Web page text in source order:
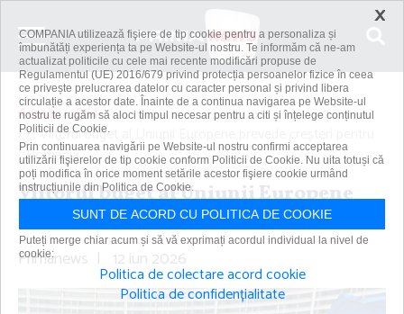
Acasă
Știri
Viitorul buget al Uniunii Europene prevede creşteri pentru
România
Viitorul buget al Uniunii Europene
prevede creşteri pentru România
Primanews | 12 iun 2026
×
COMPANIA utilizează fişiere de tip cookie pentru a personaliza și
îmbunătăți experiența ta pe Website-ul nostru. Te informăm că ne-am
actualizat politicile cu cele mai recente modificări propuse de
Regulamentul (UE) 2016/679 privind protecția persoanelor fizice în ceea
ce privește prelucrarea datelor cu caracter personal și privind libera
circulație a acestor date. Înainte de a continua navigarea pe Website-ul
nostru te rugăm să aloci timpul necesar pentru a citi și înțelege conținutul
Politicii de Cookie.
Prin continuarea navigării pe Website-ul nostru confirmi acceptarea
utilizării fişierelor de tip cookie conform Politicii de Cookie. Nu uita totuși că
poți modifica în orice moment setările acestor fişiere cookie urmând
instrucțiunile din Politica de Cookie.
SUNT DE ACORD CU POLITICA DE COOKIE
Puteți merge chiar acum și să vă exprimați acordul individual la nivel de
cookie:
Politica de colectare acord cookie
Politica de confidențialitate